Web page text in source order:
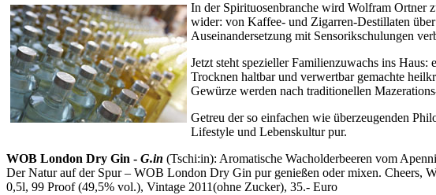
In der Spirituosenbranche wird Wolfram Ortner
wider: von Kaffee- und Zigarren-Destillaten
Auseinandersetzung mit Sensorikschulungen
Jetzt steht spezieller Familienzuwachs ins
Trocknen haltbar und verwertbar gemachte
Gewürze werden nach traditionellen
Getreu der so einfachen wie überzeugenden
Lifestyle und Lebenskultur pur.
WOB London Dry Gin - G.in (Tschi:in): Aromatische Wacholderbeeren vom
Der Natur auf der Spur – WOB London Dry Gin pur genießen oder mixen. Cheers,
0,5l, 99 Proof (49,5% vol.), Vintage 2011(ohne Zucker), 35.- Euro